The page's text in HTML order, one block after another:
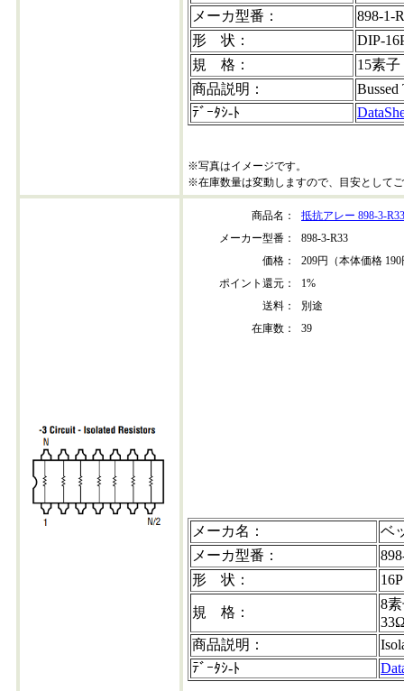
メーカ型番：
898-1-
形 状：
DIP-
規 格：
15素
商品説明：
Bussed
ﾃﾞｰﾀｼ-ﾄ
※写真はイメージです。
※在庫数量は変動しますので、目安として
商品名：
抵抗アレー 898-3-R33
メーカー型番：
898-3-R33
価格：
209円（本体価格
ポイント還元：
1%
送料：
別途
在庫数：
39
メーカ名：
ベ
メーカ型番：
形 状：
16P
規 格：
8
商品説明：
ﾃﾞｰﾀｼ-ﾄ